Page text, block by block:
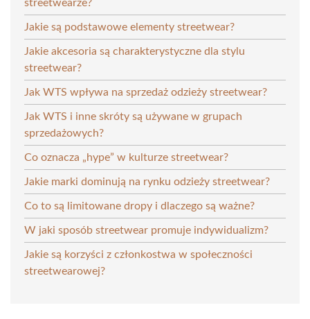
streetwearze?
Jakie są podstawowe elementy streetwear?
Jakie akcesoria są charakterystyczne dla stylu
streetwear?
Jak WTS wpływa na sprzedaż odzieży streetwear?
Jak WTS i inne skróty są używane w grupach
sprzedażowych?
Co oznacza „hype” w kulturze streetwear?
Jakie marki dominują na rynku odzieży streetwear?
Co to są limitowane dropy i dlaczego są ważne?
W jaki sposób streetwear promuje indywidualizm?
Jakie są korzyści z członkostwa w społeczności
streetwearowej?